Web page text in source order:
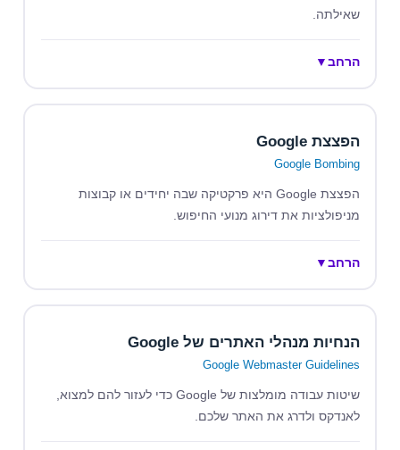
שאילתה.
הרחב▼
הפצצת Google
Google Bombing
הפצצת Google היא פרקטיקה שבה יחידים או קבוצות
מניפולציות את דירוג מנועי החיפוש.
הרחב▼
הנחיות מנהלי האתרים של Google
Google Webmaster Guidelines
שיטות עבודה מומלצות של Google כדי לעזור להם למצוא,
לאנדקס ולדרג את האתר שלכם.